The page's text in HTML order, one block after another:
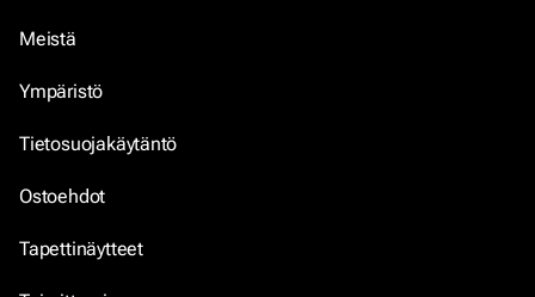
Meistä
Ympäristö
Tietosuojakäytäntö
Ostoehdot
Tapettinäytteet